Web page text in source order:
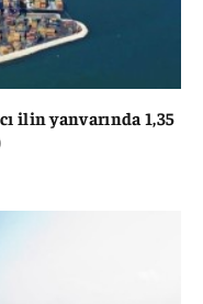
ilin yanvarında 1,35